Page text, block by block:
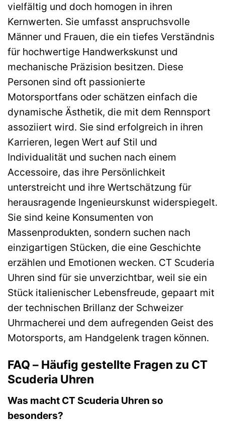
vielfältig und doch homogen in ihren
Kernwerten. Sie umfasst anspruchsvolle
Männer und Frauen, die ein tiefes Verständnis
für hochwertige Handwerkskunst und
mechanische Präzision besitzen. Diese
Personen sind oft passionierte
Motorsportfans oder schätzen einfach die
dynamische Ästhetik, die mit dem Rennsport
assoziiert wird. Sie sind erfolgreich in ihren
Karrieren, legen Wert auf Stil und
Individualität und suchen nach einem
Accessoire, das ihre Persönlichkeit
unterstreicht und ihre Wertschätzung für
herausragende Ingenieurskunst widerspiegelt.
Sie sind keine Konsumenten von
Massenprodukten, sondern suchen nach
einzigartigen Stücken, die eine Geschichte
erzählen und Emotionen wecken. CT Scuderia
Uhren sind für sie unverzichtbar, weil sie ein
Stück italienischer Lebensfreude, gepaart mit
der technischen Brillanz der Schweizer
Uhrmacherei und dem aufregenden Geist des
Motorsports, am Handgelenk tragen können.
FAQ – Häufig gestellte Fragen zu CT
Scuderia Uhren
Was macht CT Scuderia Uhren so
besonders?